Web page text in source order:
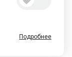
Подробнее